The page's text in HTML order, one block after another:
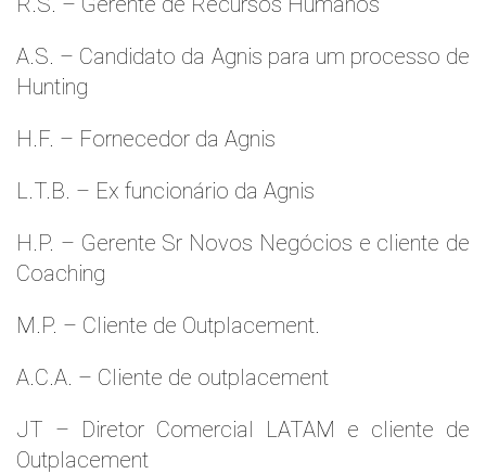
A.S. – Candidato da Agnis para um processo de
Hunting
H.F. – Fornecedor da Agnis
L.T.B. – Ex funcionário da Agnis
H.P. – Gerente Sr Novos Negócios e cliente de
Coaching
M.P. – Cliente de Outplacement.
A.C.A. – Cliente de outplacement
JT – Diretor Comercial LATAM e cliente de
Outplacement